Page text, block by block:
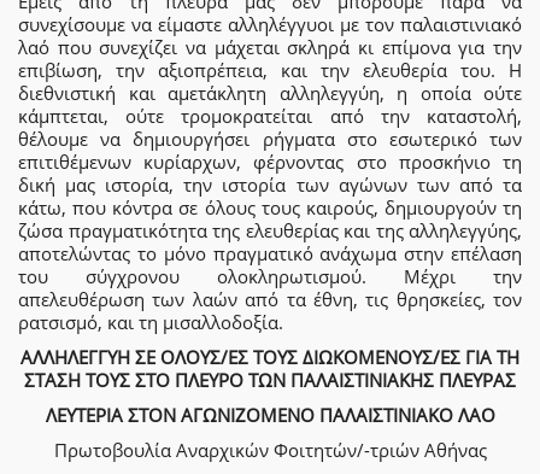
συνεχίσουμε να είμαστε αλληλέγγυοι με τον παλαιστινιακό
λαό που συνεχίζει να μάχεται σκληρά κι επίμονα για την
επιβίωση, την αξιοπρέπεια, και την ελευθερία του. Η
διεθνιστική και αμετάκλητη αλληλεγγύη, η οποία ούτε
κάμπτεται, ούτε τρομοκρατείται από την καταστολή,
θέλουμε να δημιουργήσει ρήγματα στο εσωτερικό των
επιτιθέμενων κυρίαρχων, φέρνοντας στο προσκήνιο τη
δική μας ιστορία, την ιστορία των αγώνων των από τα
κάτω, που κόντρα σε όλους τους καιρούς, δημιουργούν τη
ζώσα πραγματικότητα της ελευθερίας και της αλληλεγγύης,
αποτελώντας το μόνο πραγματικό ανάχωμα στην επέλαση
του σύγχρονου ολοκληρωτισμού. Μέχρι την
απελευθέρωση των λαών από τα έθνη, τις θρησκείες, τον
ρατσισμό, και τη μισαλλοδοξία.
ΑΛΛΗΛΕΓΓΥΗ ΣΕ ΟΛΟΥΣ/ΕΣ ΤΟΥΣ ΔΙΩΚΟΜΕΝΟΥΣ/ΕΣ ΓΙΑ ΤΗ
ΣΤΑΣΗ ΤΟΥΣ ΣΤΟ ΠΛΕΥΡΟ ΤΩΝ ΠΑΛΑΙΣΤΙΝΙΑΚΗΣ ΠΛΕΥΡΑΣ
ΛΕΥΤΕΡΙΑ ΣΤΟΝ ΑΓΩΝΙΖΟΜΕΝΟ ΠΑΛΑΙΣΤΙΝΙΑΚΟ ΛΑΟ
Πρωτοβουλία Αναρχικών Φοιτητών/-τριών Αθήνας